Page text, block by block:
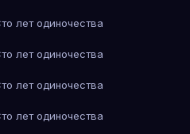
лет одиночества
лет одиночества
лет одиночества
лет одиночества